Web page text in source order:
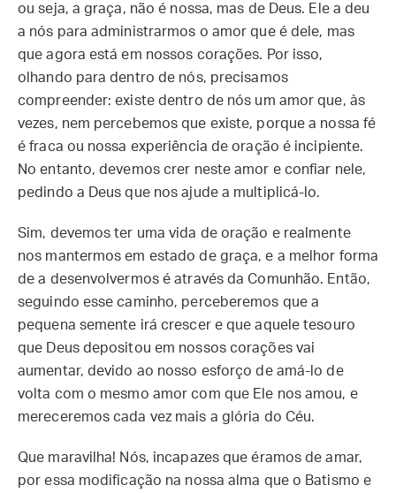
ou seja, a graça, não é nossa, mas de Deus. Ele a deu
a nós para administrarmos o amor que é dele, mas
que agora está em nossos corações. Por isso,
olhando para dentro de nós, precisamos
compreender: existe dentro de nós um amor que, às
vezes, nem percebemos que existe, porque a nossa fé
é fraca ou nossa experiência de oração é incipiente.
No entanto, devemos crer neste amor e confiar nele,
pedindo a Deus que nos ajude a multiplicá-lo.
Sim, devemos ter uma vida de oração e realmente
nos mantermos em estado de graça, e a melhor forma
de a desenvolvermos é através da Comunhão. Então,
seguindo esse caminho, perceberemos que a
pequena semente irá crescer e que aquele tesouro
que Deus depositou em nossos corações vai
aumentar, devido ao nosso esforço de amá-lo de
volta com o mesmo amor com que Ele nos amou, e
mereceremos cada vez mais a glória do Céu.
Que maravilha! Nós, incapazes que éramos de amar,
por essa modificação na nossa alma que o Batismo e